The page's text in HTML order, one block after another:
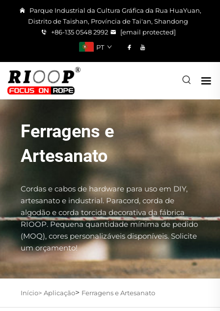
Parque Industrial da Cultura Gráfica da Rua HuaYuan,
Distrito de Taishan, Província de Tai'an, Shandong
+86-135 0548 2992
[email protected]
PT
Ferragens e
Artesanato
Cordas e cabos de hardware para uso em DIY,
artesanato e industrial. Paracord, corda de
algodão e corda torcida decorativa da fábrica
RIOOP. Pequena quantidade mínima de pedido
(MOQ), cores personalizáveis disponíveis. Solicite
um orçamento!
Início> Aplicação> Ferragens e Artesanato